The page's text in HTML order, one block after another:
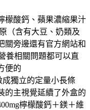
檬酸鈣、蘋果濃縮果汁
（含有大豆、奶類及
關旁邊還有官方網站和
養相關問題都可以直
便的
成獨立的定量小長條
的主視覺延續了外盒的
檸檬酸鈣＋鎂＋維